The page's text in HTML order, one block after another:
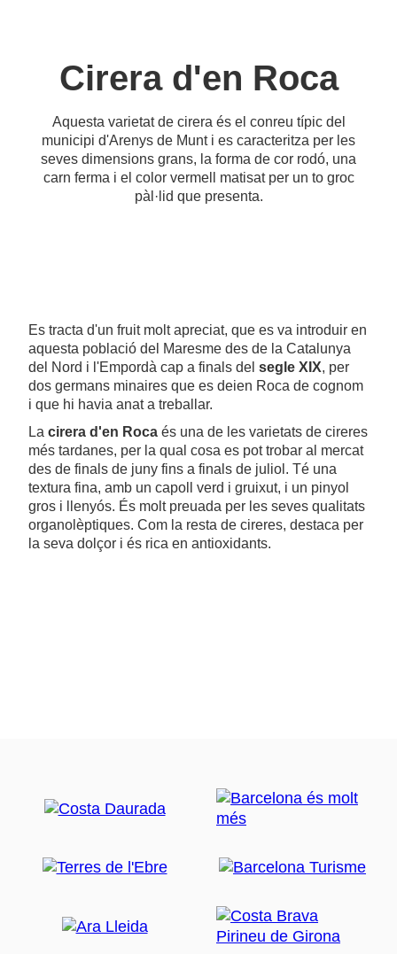
Cirera d'en Roca
Aquesta varietat de cirera és el conreu típic del
municipi d'Arenys de Munt i es caracteritza per les
seves dimensions grans, la forma de cor rodó, una
carn ferma i el color vermell matisat per un to groc
pàl·lid que presenta.
Es tracta d'un fruit molt apreciat, que es va introduir en
aquesta població del Maresme des de la Catalunya
del Nord i l'Empordà cap a finals del segle XIX, per
dos germans minaires que es deien Roca de cognom
i que hi havia anat a treballar.
La cirera d'en Roca és una de les varietats de cireres
més tardanes, per la qual cosa es pot trobar al mercat
des de finals de juny fins a finals de juliol. Té una
textura fina, amb un capoll verd i gruixut, i un pinyol
gros i llenyós. És molt preuada per les seves qualitats
organolèptiques. Com la resta de cireres, destaca per
la seva dolçor i és rica en antioxidants.